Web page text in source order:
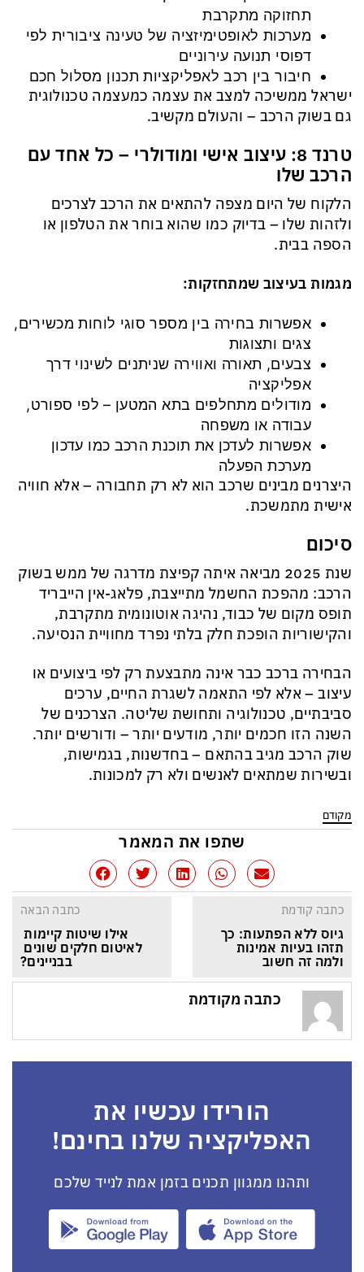
תחזוקה מתקרבת
מערכות לאופטימיזציה של טעינה ציבורית לפי
דפוסי תנועה עירוניים
חיבור בין רכב לאפליקציות תכנון מסלול חכם
ישראל ממשיכה למצב את עצמה כמעצמה טכנולוגית
גם בשוק הרכב – והעולם מקשיב.
טרנד 8: עיצוב אישי ומודולרי – כל אחד עם
הרכב שלו
הלקוח של היום מצפה להתאים את הרכב לצרכים
ולזהות שלו – בדיוק כמו שהוא בוחר את הטלפון או
הספה בבית.
מגמות בעיצוב שמתחזקות:
אפשרות בחירה בין מספר סוגי לוחות מכשירים,
צגים ותצוגות
צבעים, תאורה ואווירה שניתנים לשינוי דרך
אפליקציה
מודולים מתחלפים בתא המטען – לפי ספורט,
עבודה או משפחה
אפשרות לעדכן את תוכנת הרכב כמו עדכון
מערכת הפעלה
היצרנים מבינים שרכב הוא לא רק תחבורה – אלא חוויה
אישית מתמשכת.
סיכום
שנת 2025 מביאה איתה קפיצת מדרגה של ממש בשוק
הרכב: מהפכת החשמל מתייצבת, פלאג-אין הייבריד
תופס מקום של כבוד, נהיגה אוטונומית מתקרבת,
והקישוריות הופכת חלק בלתי נפרד מחוויית הנסיעה.
הבחירה ברכב כבר אינה מתבצעת רק לפי ביצועים או
עיצוב – אלא לפי התאמה לשגרת החיים, ערכים
סביבתיים, טכנולוגיה ותחושת שליטה. הצרכנים של
השנה הזו חכמים יותר, מודעים יותר – ודורשים יותר.
שוק הרכב מגיב בהתאם – בחדשנות, בגמישות,
ובשירות שמתאים לאנשים ולא רק למכונות.
מקודם
שתפו את המאמר
כתבה קודמת
גיוס ללא הפתעות: כך
תזהו בעיות אמינות
ולמה זה חשוב
כתבה הבאה
אילו שיטות קיימות
לאיטום חלקים שונים
בבניינים?
כתבה מקודמת
הורידו עכשיו את
האפליקציה שלנו בחינם!
ותהנו ממגוון תכנים בזמן אמת לנייד שלכם